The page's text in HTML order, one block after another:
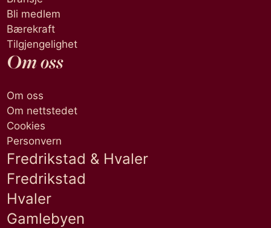
Bli medlem
Bærekraft
Tilgjengelighet
Om oss
Om oss
Om nettstedet
Cookies
Personvern
Fredrikstad & Hvaler
Fredrikstad
Hvaler
Gamlebyen